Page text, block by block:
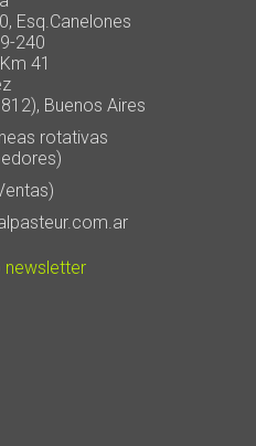
Esq.Canelones
240
41
Buenos Aires
rotativas
newsletter